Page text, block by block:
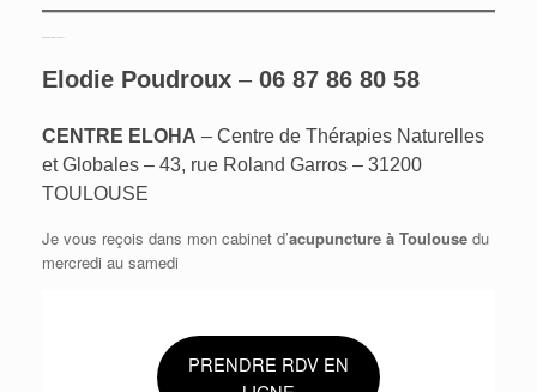
Elodie Poudroux – 06 87 86 80 58
CENTRE ELOHA – Centre de Thérapies Naturelles
et Globales – 43, rue Roland Garros – 31200
TOULOUSE
Je vous reçois dans mon cabinet d’acupuncture à Toulouse du
mercredi au samedi
PRENDRE RDV EN